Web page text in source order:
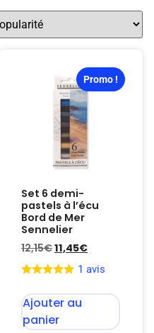
Promo !
Set 6 demi-
pastels à l’écu
Bord de Mer
Sennelier
12,15€11,45€
1 avis
Ajouter au
panier